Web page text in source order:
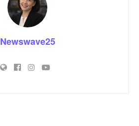
Newswave25